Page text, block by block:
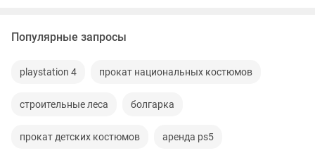
Популярные запросы
playstation 4 прокат национальных костюмов
строительные леса болгарка
прокат детских костюмов аренда ps5